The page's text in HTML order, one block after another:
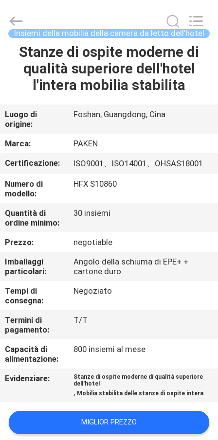
CASA
PRODOTTI
CIRCA
NOI
GIRO
DELLA
FABBRICA
CONTROLLO
DI
QUALITÀ
CONTATTICI
RICHIEDA
UNA
CITAZIONE
MAPPA
SITO
Rights
Reserved.
Insiemi della mobilia della camera da letto dell'hotel
Stanze di ospite moderne di
qualità superiore dell'hotel
l'intera mobilia stabilita
Luogo di
origine:
Foshan, Guangdong, Cina
Marca:
PAKEN
Certificazione:
ISO9001、ISO14001、OHSAS18001
Numero di
modello:
HFX S10860
Quantità di
ordine minimo:
30 insiemi
Prezzo:
negotiable
Imballaggi
particolari:
Angolo della schiuma di EPE+ +
cartone duro
Tempi di
consegna:
Negoziato
Termini di
pagamento:
T/T
Capacità di
alimentazione:
800 insiemi al mese
Evidenziare:
Stanze di ospite moderne di qualità superiore
dell'hotel
, Mobilia stabilita delle stanze di ospite intera
MIGLIOR PREZZO